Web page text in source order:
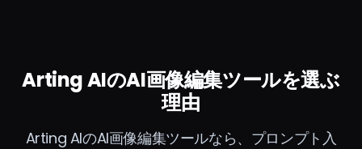
Arting AIのAI画像編集ツールを選ぶ
理由
Arting AIのAI画像編集ツールなら、プロンプト入